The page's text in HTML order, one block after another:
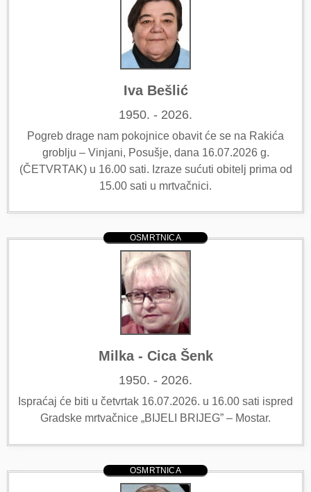
Iva Bešlić
1950. - 2026.
Pogreb drage nam pokojnice obavit će se na Rakića
groblju – Vinjani, Posušje, dana 16.07.2026 g.
(ČETVRTAK) u 16.00 sati. Izraze sućuti obitelj prima od
15.00 sati u mrtvačnici.
OSMRTNICA
Milka - Cica Šenk
1950. - 2026.
Ispraćaj će biti u četvrtak 16.07.2026. u 16.00 sati ispred
Gradske mrtvačnice „BIJELI BRIJEG” – Mostar.
OSMRTNICA